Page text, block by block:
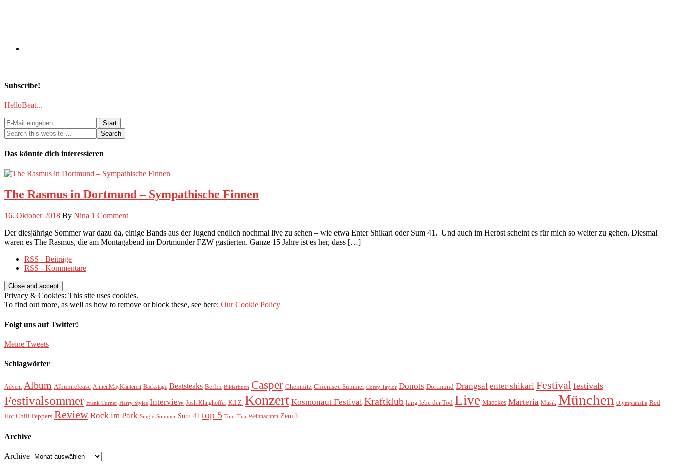
Subscribe!
HelloBeat...
Das könnte dich interessieren
The Rasmus in Dortmund – Sympathische Finnen
16. Oktober 2018 By Nina 1 Comment
Der diesjährige Sommer war dazu da, einige Bands aus der Jugend endlich nochmal live zu sehen – wie etwa Enter Shikari oder Sum 41. Und auch im Herbst scheint es für mich so weiter zu gehen. Diesmal
waren es The Rasmus, die am Montagabend im Dortmunder FZW gastierten. Ganze 15 Jahre ist es her, dass […]
RSS - Beiträge
RSS - Kommentare
Privacy & Cookies: This site uses cookies.
To find out more, as well as how to remove or block these, see here: Our Cookie Policy
Folgt uns auf Twitter!
Meine Tweets
Schlagwörter
Advent Album Albumrelease AnnenMayKantereit Backstage Beatsteaks Berlin Bilderbuch Casper Chemnitz Chiemsee Summer Corey Taylor Donots Dortmund Drangsal enter shikari Festival festivals
Festivalsommer Frank Turner Harry Styles Interview Josh Klinghoffer K.I.Z. Konzert Kosmonaut Festival Kraftklub lang lebe der Tod Live Maeckes Marteria Musik München Olympiahalle Red
Hot Chili Peppers Review Rock im Park Single Sommer Sum 41 top 5 Tour Tua Weihnachten Zenith
Archive
Archive